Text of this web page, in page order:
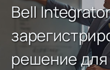
Bell
решение